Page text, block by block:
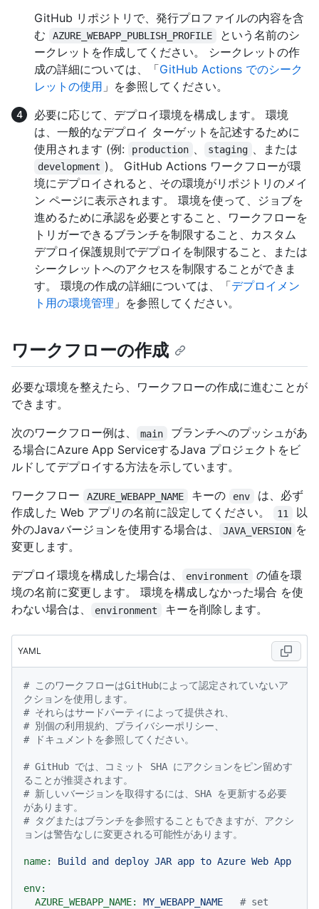
GitHub リポジトリで、発行プロファイルの内容を含
む
AZURE_WEBAPP_PUBLISH_PROFILE
という名前のシ
ークレットを作成してください。 シークレットの作
成の詳細については、「GitHub Actions でのシーク
レットの使用 」を参照してください。
必要に応じて、デプロイ環境を構成します。 環境
は、一般的なデプロイ ターゲットを記述するために
使用されます (例:
production 、 staging 、または
development )。 GitHub Actions ワークフローが環
境にデプロイされると、その環境がリポジトリのメイ
ン ページに表示されます。 環境を使って、ジョブを
進めるために承認を必要とすること、ワークフローを
トリガーできるブランチを制限すること、カスタム
デプロイ保護規則でデプロイを制限すること、または
シークレットへのアクセスを制限することができま
す。 環境の作成の詳細については、「デプロイメン
ト用の環境管理 」を参照してください。
ワークフローの作成
必要な環境を整えたら、ワークフローの作成に進むことが
できます。
次のワークフロー例は、
main
ブランチへのプッシュがあ
る場合にAzure App ServiceするJava プロジェクトをビ
ルドしてデプロイする方法を示しています。
ワークフロー
AZURE_WEBAPP_NAME キーの env
は、必ず
作成した Web アプリの名前に設定してください。
11
以
外のJavaバージョンを使用する場合は、
JAVA_VERSION を
変更します。
デプロイ環境を構成した場合は、
environment
の値を環
境の名前に変更します。 環境を構成しなかった場合 を使
わない場合は、
environment キーを削除します。
YAML
# このワークフローはGitHubによって認定されていないア
クションを使用します。
# それらはサードパーティによって提供され、
# 別個の利用規約、プライバシーポリシー、
# ドキュメントを参照してください。
# GitHub では、コミット SHA にアクションをピン留めす
ることが推奨されます。
# 新しいバージョンを取得するには、SHA を更新する必要
があります。
# タグまたはブランチを参照することもできますが、アクシ
ョンは警告なしに変更される可能性があります。
name: Build and deploy JAR app to Azure Web App
env:
AZURE_WEBAPP_NAME:
MY_WEBAPP_NAME
# set